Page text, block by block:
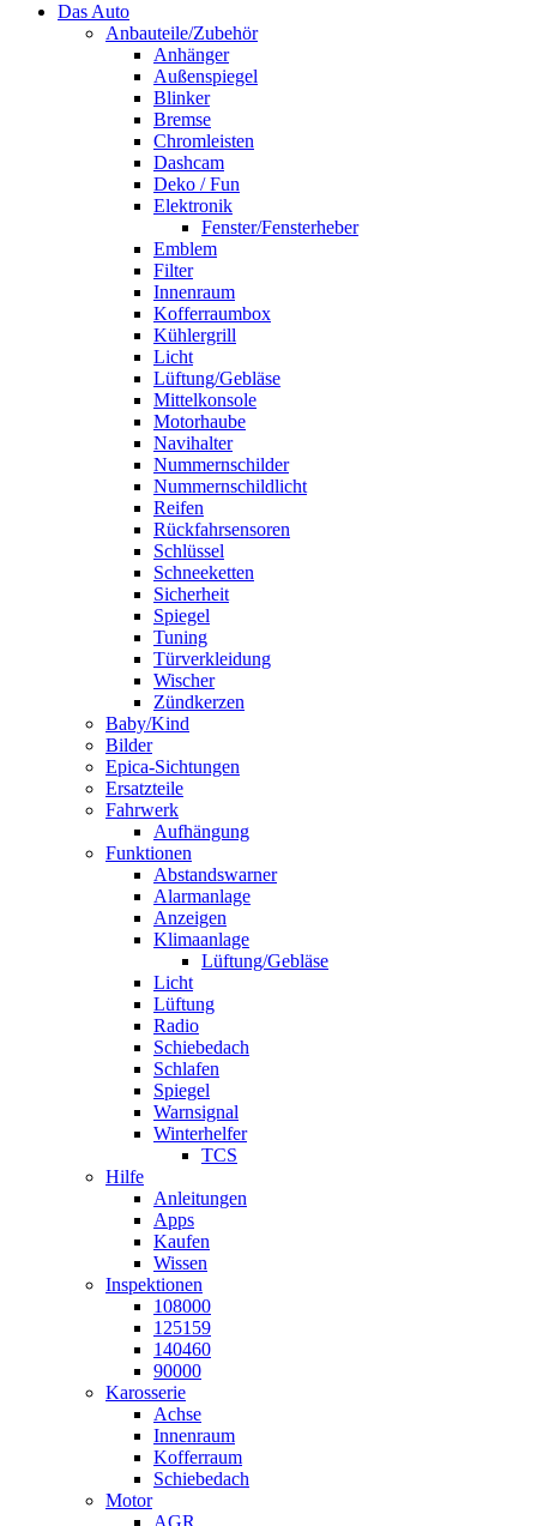
Das Auto
Anbauteile/Zubehör
Anhänger
Außenspiegel
Blinker
Bremse
Chromleisten
Dashcam
Deko / Fun
Elektronik
Fenster/Fensterheber
Emblem
Filter
Innenraum
Kofferraumbox
Kühlergrill
Licht
Lüftung/Gebläse
Mittelkonsole
Motorhaube
Navihalter
Nummernschilder
Nummernschildlicht
Reifen
Rückfahrsensoren
Schlüssel
Schneeketten
Sicherheit
Spiegel
Tuning
Türverkleidung
Wischer
Zündkerzen
Baby/Kind
Bilder
Epica-Sichtungen
Ersatzteile
Fahrwerk
Aufhängung
Funktionen
Abstandswarner
Alarmanlage
Anzeigen
Klimaanlage
Lüftung/Gebläse
Licht
Lüftung
Radio
Schiebedach
Schlafen
Spiegel
Warnsignal
Winterhelfer
TCS
Hilfe
Anleitungen
Apps
Kaufen
Wissen
Inspektionen
108000
125159
140460
90000
Karosserie
Achse
Innenraum
Kofferraum
Schiebedach
Motor